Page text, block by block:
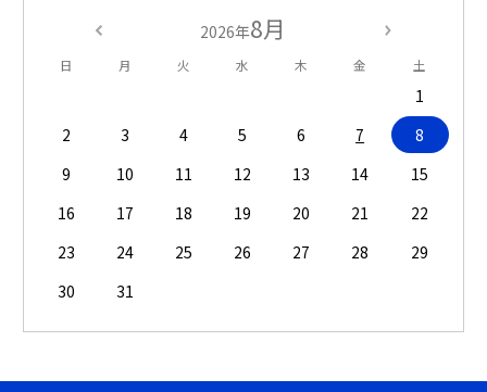
2026年8月
日 月 火 水 木 金 土
1
2
3 4 5 6 7
8
9
10 11 12 13 14
15
16
17 18 19 20 21
22
23
24 25 26 27 28
29
30
31